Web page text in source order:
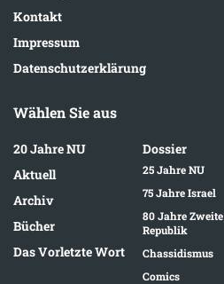
Kontakt
Impressum
Datenschutzerklärung
Wählen Sie aus
20 Jahre NU
Aktuell
Archiv
Bücher
Das Vorletzte Wort
Dossier
25 Jahre NU
75 Jahre Israel
80 Jahre Zweite
Republik
Chassidismus
Comics